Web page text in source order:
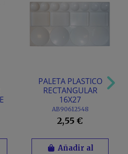
PALETA PLASTICO
RECTANGULAR
16X27
AB90612548
2,55 €
Añadir al